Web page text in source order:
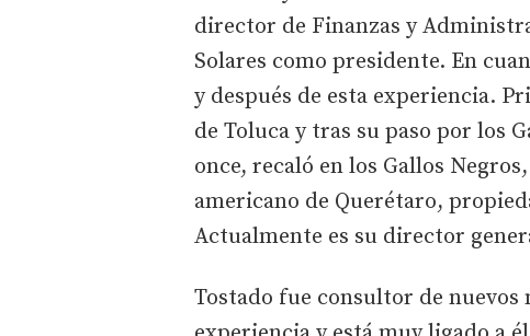
director de Finanzas y
Solares como presidente. En
y después de esta experiencia.
de Toluca y tras su paso por los
once, recaló en los Gallos
americano de Querétaro,
Actualmente es su director
Tostado fue consultor de nuevos